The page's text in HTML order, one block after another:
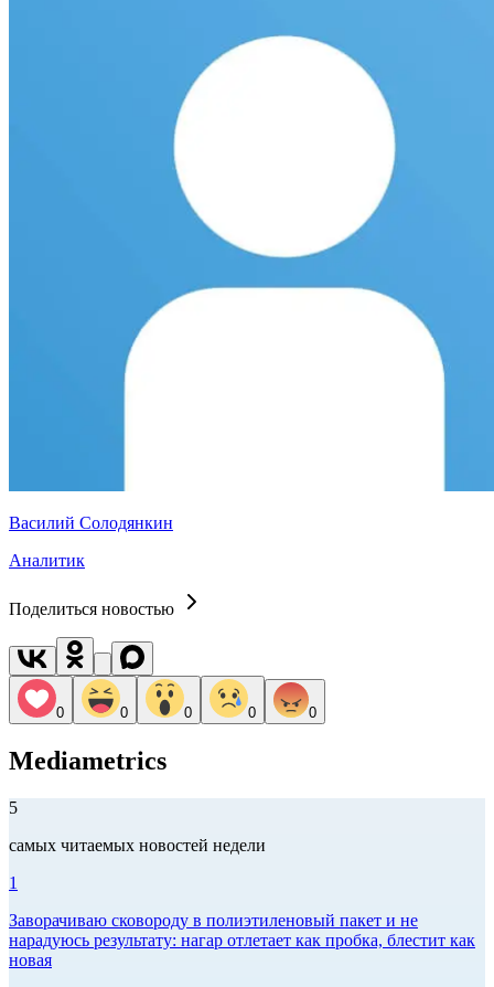
Василий Солодянкин
Аналитик
Поделиться новостью
0 0 0 0 0
Mediametrics
5
самых читаемых новостей недели
1
Заворачиваю сковороду в полиэтиленовый пакет и не
нарадуюсь результату: нагар отлетает как пробка, блестит как
новая